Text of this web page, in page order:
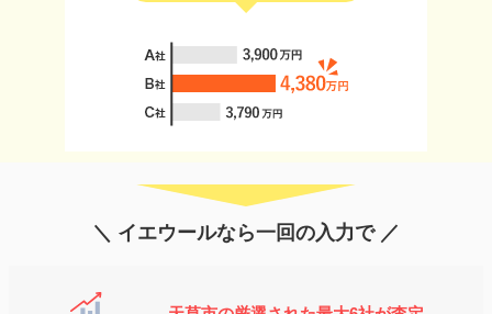
＼ イエウールなら一回の入力で ／